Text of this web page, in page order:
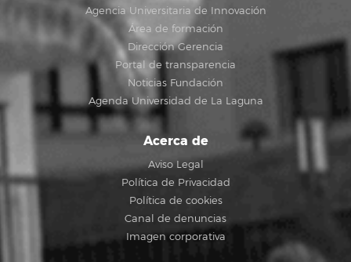
Agencia Universitaria de Innovación
Área de formación
Dirección Gerencia
Portal de transparencia
Noticias Fundación
Agenda Universidad de La Laguna
Acerca de
Aviso Legal
Política de Privacidad
Política de cookies
Canal de denuncias
Imagen corporativa